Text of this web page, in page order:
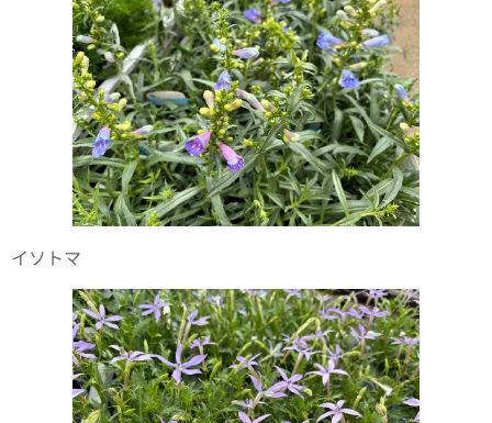
イソトマ